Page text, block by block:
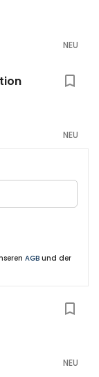
NEU
NEU
AGB und der
NEU